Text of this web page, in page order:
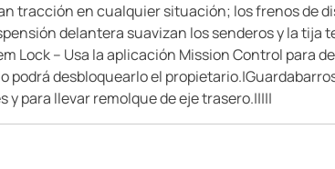
tracción en cualquier situación; los frenos de
delantera suavizan los senderos y la tija
Lock – Usa la aplicación Mission Control para
podrá desbloquearlo el
para llevar remolque de eje trasero.|||||